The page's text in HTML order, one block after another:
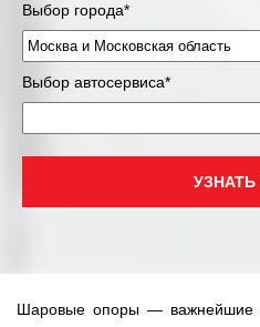
Нижний
Новосибирск
Выбор города*
Выбор автосервиса*
УЗНАТЬ
Шаровые опоры — важнейшие